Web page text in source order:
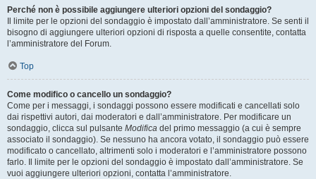
Perché non è possibile aggiungere ulteriori opzioni del sondaggio?
Il limite per le opzioni del sondaggio è impostato dall’amministratore. Se senti il
bisogno di aggiungere ulteriori opzioni di risposta a quelle consentite, contatta
l’amministratore del Forum.
Top
Come modifico o cancello un sondaggio?
Come per i messaggi, i sondaggi possono essere modificati e cancellati solo
dai rispettivi autori, dai moderatori e dall’amministratore. Per modificare un
sondaggio, clicca sul pulsante Modifica del primo messaggio (a cui è sempre
associato il sondaggio). Se nessuno ha ancora votato, il sondaggio può essere
modificato o cancellato, altrimenti solo i moderatori e l’amministratore possono
farlo. Il limite per le opzioni del sondaggio è impostato dall’amministratore. Se
vuoi aggiungere ulteriori opzioni, contatta l’amministratore.